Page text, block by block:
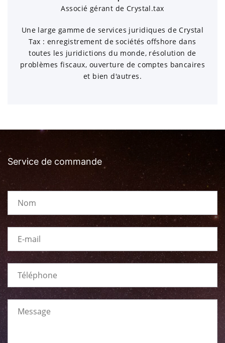
Associé gérant de Crystal.tax
Une large gamme de services juridiques de Crystal
Tax : enregistrement de sociétés offshore dans
toutes les juridictions du monde, résolution de
problèmes fiscaux, ouverture de comptes bancaires
et bien d'autres.
Service de commande